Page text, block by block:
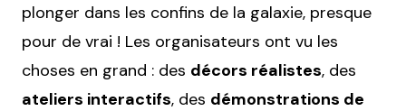
plonger dans les confins de la galaxie, presque
pour de vrai ! Les organisateurs ont vu les
choses en grand : des décors réalistes, des
ateliers interactifs, des démonstrations de